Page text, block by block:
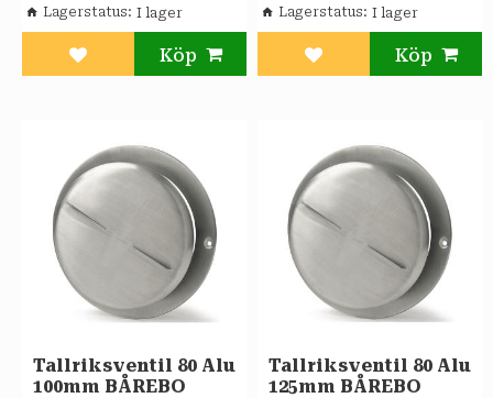
Lägg till i favoriter
Lagerstatus
Lägg till i favoriter
Lagerstatus
Tallriksventil 80 Alu
100mm BÅREBO
Tallriksventil 80 Alu
125mm BÅREBO